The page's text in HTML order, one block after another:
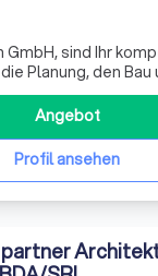
GmbH, sind Ihr
Planung, den Bau
Immobilien
Branche haben wir
Objekte zu
gerecht
Profil ansehen
Angebot